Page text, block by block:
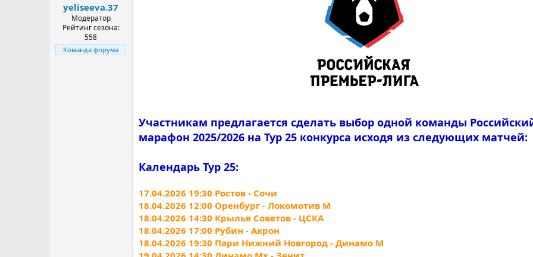
yeliseeva.37
Модератор
Рейтинг сезона:
558
Команда форума
Участникам предлагается сделать выбор одной команды
марафон 2025/2026 на Тур 25 конкурса исходя из следующих матчей:
Календарь Тур 25:
17.04.2026 19:30 Ростов - Сочи
18.04.2026 12:00 Оренбург - Локомотив М
18.04.2026 14:30 Крылья Советов - ЦСКА
18.04.2026 17:00 Рубин - Акрон
18.04.2026 19:30 Пари Нижний Новгород - Динамо М